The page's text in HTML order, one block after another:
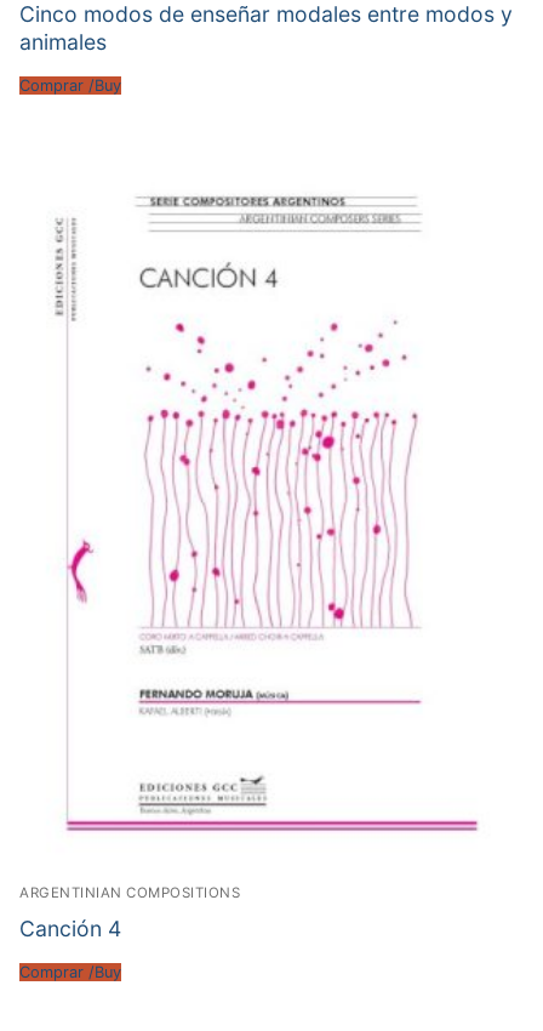
Cinco modos de enseñar modales entre modos y
animales
Comprar /Buy
ARGENTINIAN COMPOSITIONS
Canción 4
Comprar /Buy